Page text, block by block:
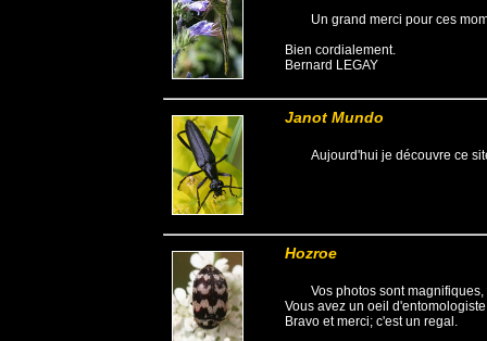
Un grand merci pour ces
Bien cordialement.
Bernard LEGAY
Janot Mundo
Aujourd'hui je découvre ce
Hozroe
Vos photos sont
Vous avez un oeil
Bravo et merci; c'est un regal.